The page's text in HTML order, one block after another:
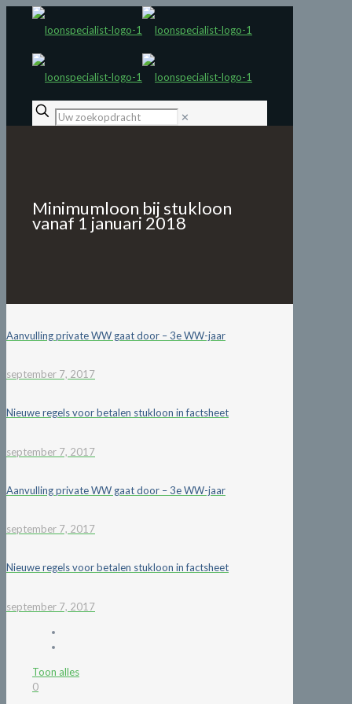
✕
Minimumloon bij stukloon
vanaf 1 januari 2018
Aanvulling private WW gaat door – 3e WW-jaar
september 7, 2017
Nieuwe regels voor betalen stukloon in factsheet
september 7, 2017
Aanvulling private WW gaat door – 3e WW-jaar
september 7, 2017
Nieuwe regels voor betalen stukloon in factsheet
september 7, 2017
Toon alles
0